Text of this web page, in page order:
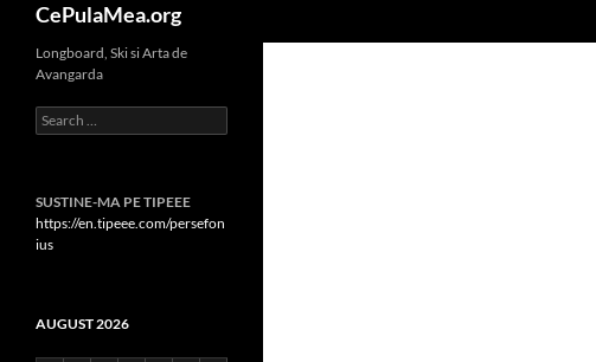
CePulaMea.org
Longboard, Ski si Arta de
Avangarda
Search
for:
SUSTINE-MA PE TIPEEE
https://en.tipeee.com/persefon
ius
AUGUST 2026